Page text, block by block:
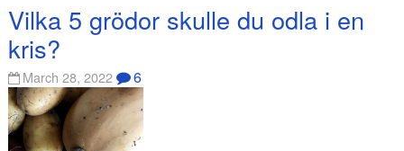
Vilka 5 grödor skulle du odla i en
kris?
March 28, 2022 6